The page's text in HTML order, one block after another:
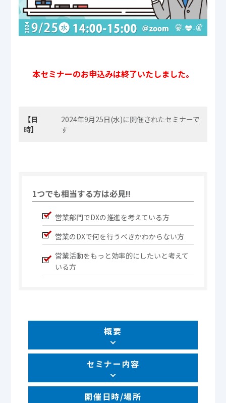
本セミナーのお申込みは終了いたしました。
【日
時】
2024年9月25日(水)に開催されたセミナーで
す
1つでも相当する方は必見!!
営業部門でDXの推進を考えている方
営業のDXで何を行うべきかわからない方
営業活動をもっと効率的にしたいと考えて
いる方
概要
セミナー内容
開催日時/場所